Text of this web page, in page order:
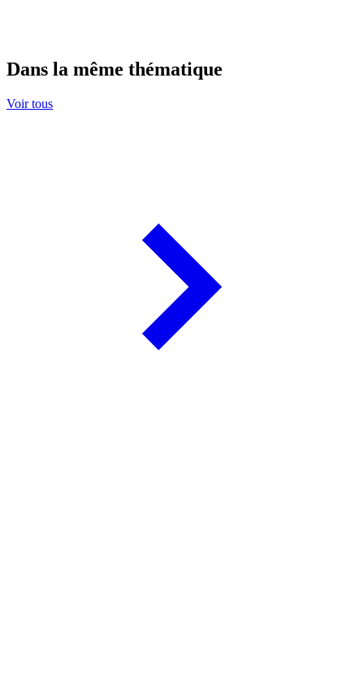
Dans la même thématique
Voir tous